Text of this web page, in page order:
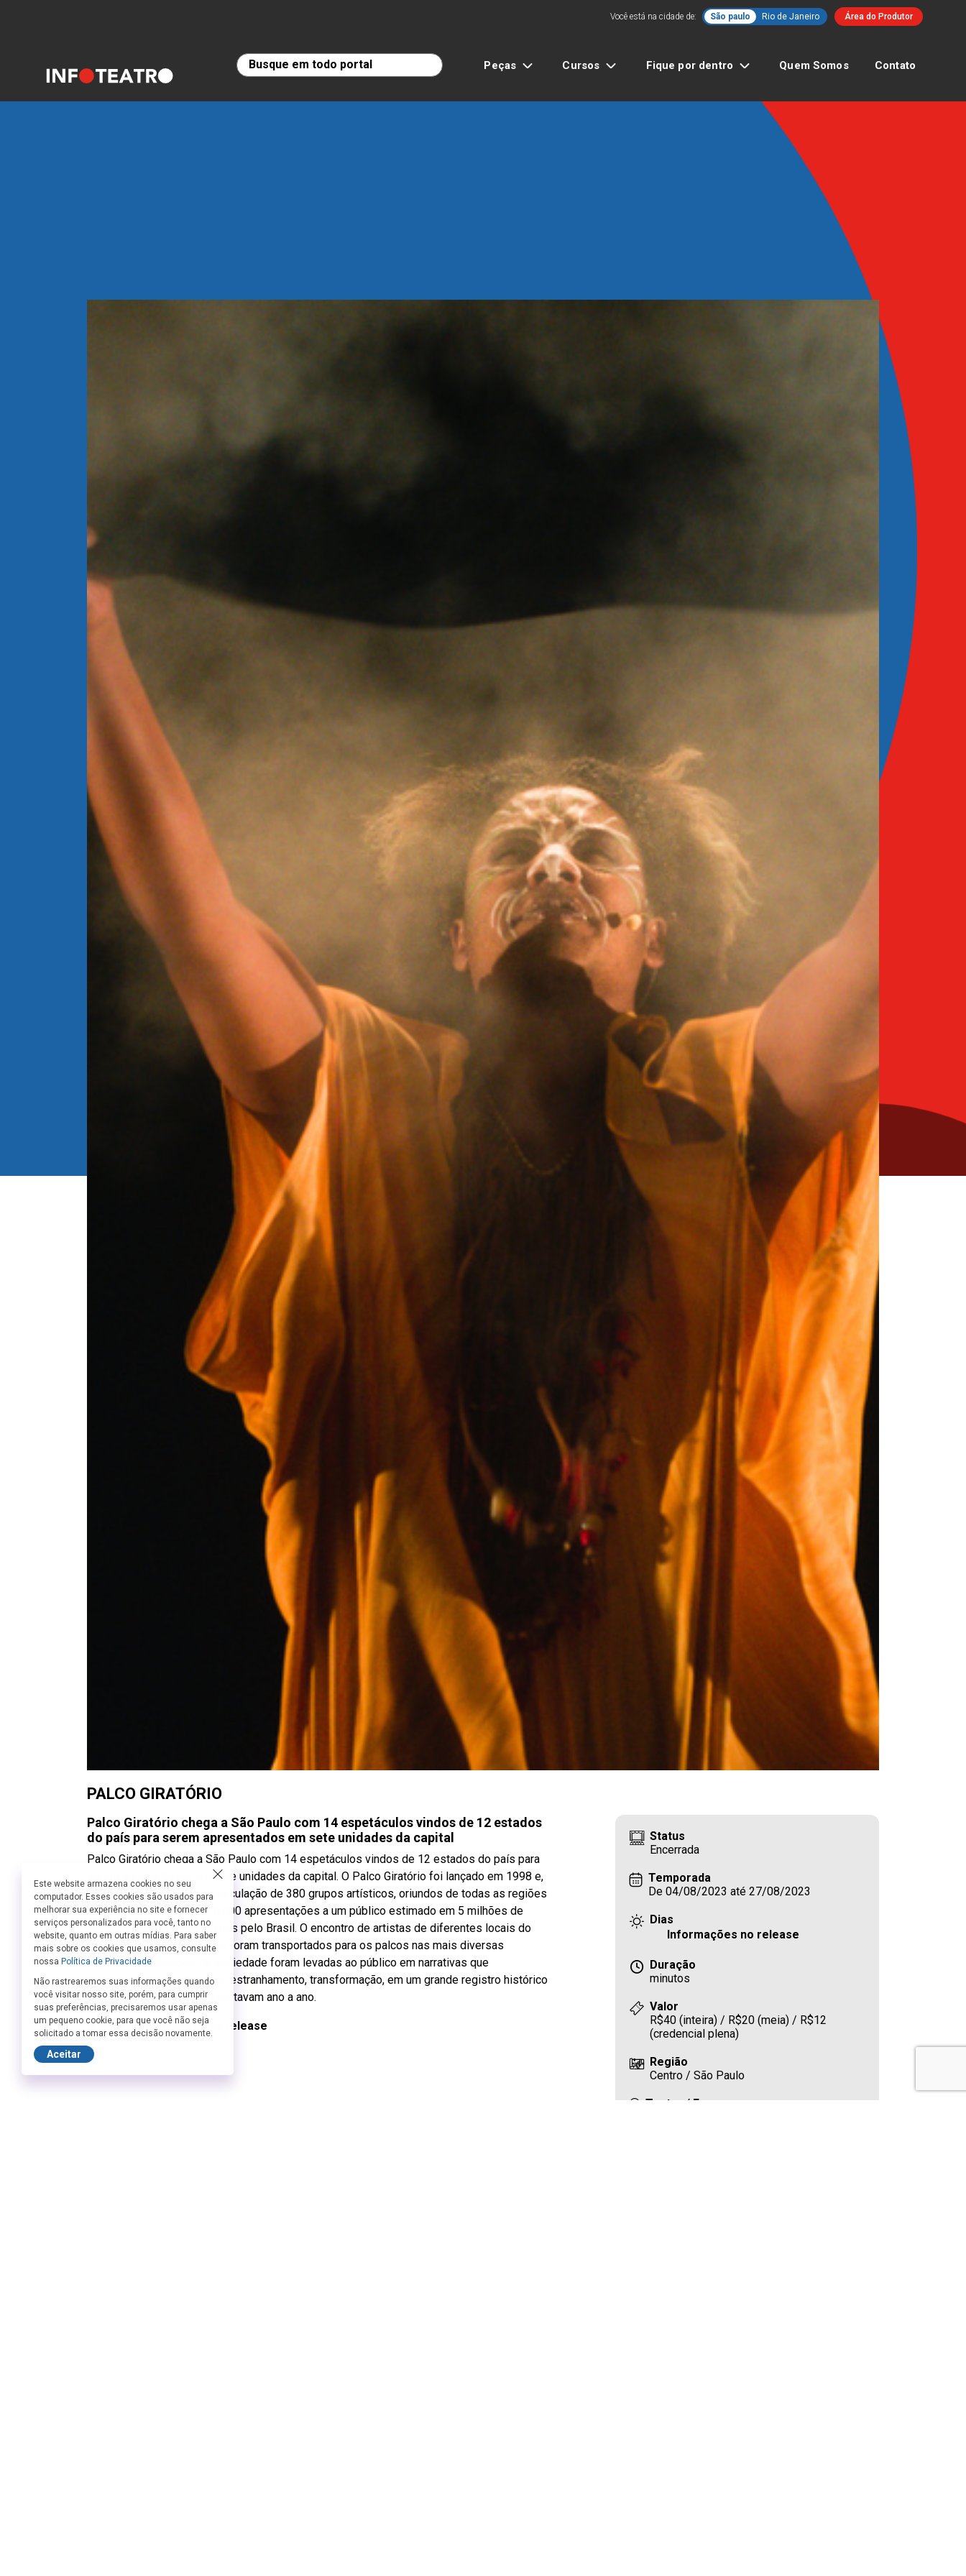
Você está na cidade de: São paulo Rio de Janeiro Área do Produtor
Peças Cursos Fique por dentro Quem Somos Contato
PALCO GIRATÓRIO
Palco Giratório chega a São Paulo com 14 espetáculos vindos de 12 estados
do país para serem apresentados em sete unidades da capital
Palco Giratório chega a São Paulo com 14 espetáculos vindos de 12 estados do país para
serem apresentados em sete unidades da capital. O Palco Giratório foi lançado em 1998 e,
desde então, promoveu a circulação de 380 grupos artísticos, oriundos de todas as regiões
brasileiras, em mais de 10.000 apresentações a um público estimado em 5 milhões de
espectadores em suas turnês pelo Brasil. O encontro de artistas de diferentes locais do
país alimentou debates que foram transportados para os palcos nas mais diversas
linguagens. Questões da sociedade foram levadas ao público em narrativas que
provocavam risos, lágrimas, estranhamento, transformação, em um grande registro histórico
dos cenários que se apresentavam ano a ano.
Maiores informações no release
Status
Encerrada
Temporada
De 04/08/2023 até 27/08/2023
Dias
Informações no release
Duração
minutos
Valor
R$40 (inteira) / R$20 (meia) / R$12
(credencial plena)
Região
Centro / São Paulo
Teatro / Espaço
Este website armazena cookies no seu
computador. Esses cookies são usados para
melhorar sua experiência no site e fornecer
serviços personalizados para você, tanto no
website, quanto em outras mídias. Para saber
mais sobre os cookies que usamos, consulte
nossa Política de Privacidade
Não rastrearemos suas informações quando
você visitar nosso site, porém, para cumprir
suas preferências, precisaremos usar apenas
um pequeno cookie, para que você não seja
solicitado a tomar essa decisão novamente.
Aceitar